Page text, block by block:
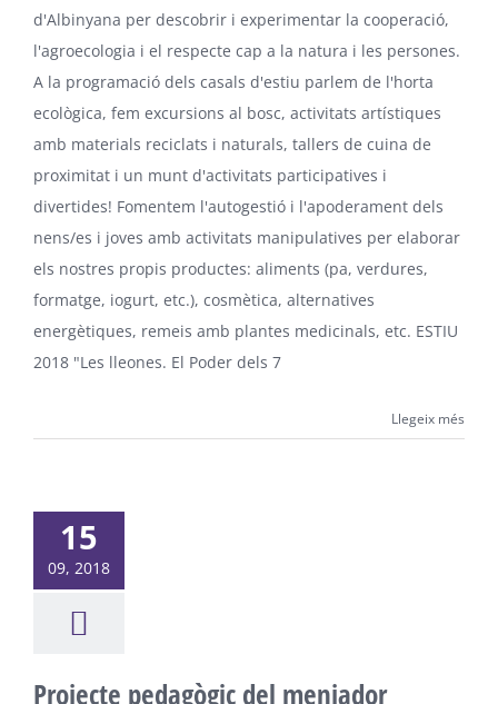
d'Albinyana per descobrir i experimentar la cooperació,
l'agroecologia i el respecte cap a la natura i les persones.
A la programació dels casals d'estiu parlem de l'horta
ecològica, fem excursions al bosc, activitats artístiques
amb materials reciclats i naturals, tallers de cuina de
proximitat i un munt d'activitats participatives i
divertides! Fomentem l'autogestió i l'apoderament dels
nens/es i joves amb activitats manipulatives per elaborar
els nostres propis productes: aliments (pa, verdures,
formatge, iogurt, etc.), cosmètica, alternatives
energètiques, remeis amb plantes medicinals, etc. ESTIU
2018 "Les lleones. El Poder dels 7
Llegeix més
15
09, 2018
Projecte pedagògic del menjador